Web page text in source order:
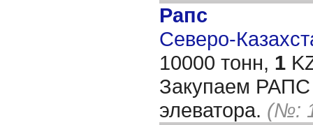
Рапс
Северо-
10000 тонн, 1
Закупаем РАПС
элеватора. (№: